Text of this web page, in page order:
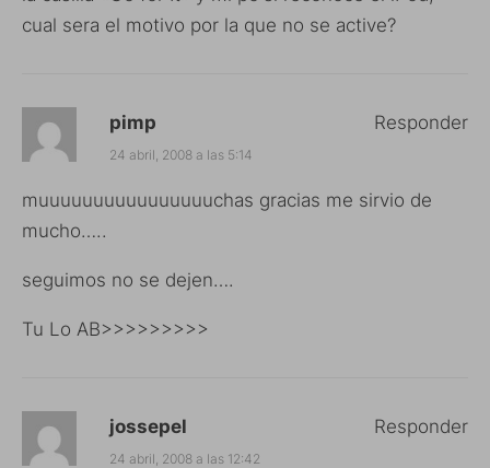
cual sera el motivo por la que no se active?
pimp
24 abril, 2008 a las 5:14
muuuuuuuuuuuuuuuuchas gracias me sirvio de
mucho…..
seguimos no se dejen….
Tu Lo AB>>>>>>>>>
Responder
jossepel
24 abril, 2008 a las 12:42
Responder